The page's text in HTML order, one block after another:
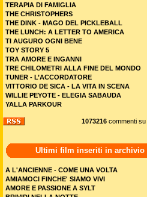
TERAPIA DI FAMIGLIA
THE CHRISTOPHERS
THE DINK - MAGO DEL PICKLEBALL
THE LUNCH: A LETTER TO AMERICA
TI AUGURO OGNI BENE
TOY STORY 5
TRA AMORE E INGANNI
TRE CHILOMETRI ALLA FINE DEL MONDO
TUNER - L’ACCORDATORE
VITTORIO DE SICA - LA VITA IN SCENA
WILLIE PEYOTE - ELEGIA SABAUDA
YALLA PARKOUR
1073216 commenti su
Ultimi film inseriti in archivio
A L'ANCIENNE - COME UNA VOLTA
AMIAMOCI FINCHE' SIAMO VIVI
AMORE E PASSIONE A SYLT